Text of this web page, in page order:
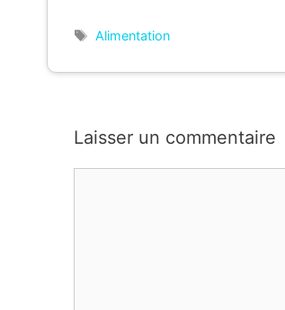
Étiquettes
Alimentation
Laisser un commentaire